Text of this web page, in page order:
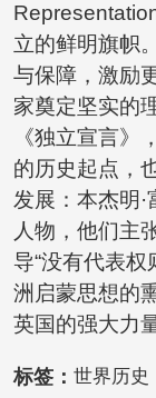
立的鲜明旗帜
与保障，激励
家奠定坚实的
《独立宣言》
的历史起点，
发展：本杰明·
人物，他们主
导“没有代表权
洲启蒙思想的
英国的强大力
标签： 世界历史